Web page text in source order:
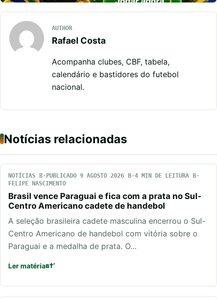
AUTHOR
Rafael Costa
Acompanha clubes, CBF, tabela,
calendário e bastidores do futebol
nacional.
Notícias relacionadas
NOTÍCIAS PUBLICADO 9 AGOSTO 2026
4 MIN DE LEITURA
FELIPE NASCIMENTO
Brasil vence Paraguai e fica com a prata no Sul-
Centro Americano cadete de handebol
A seleção brasileira cadete masculina encerrou o Sul-
Centro Americano de handebol com vitória sobre o
Paraguai e a medalha de prata. O…
Ler matéria